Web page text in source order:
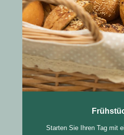
Starten Sie Ihren Tag mit